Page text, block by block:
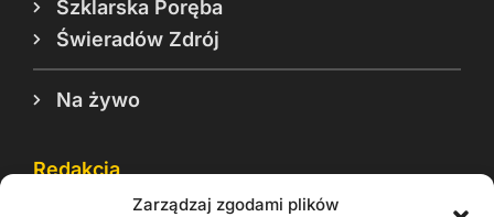
Zarządzaj zgodami plików
Szklarska Poręba
Świeradów Zdrój
Na żywo
Redakcja